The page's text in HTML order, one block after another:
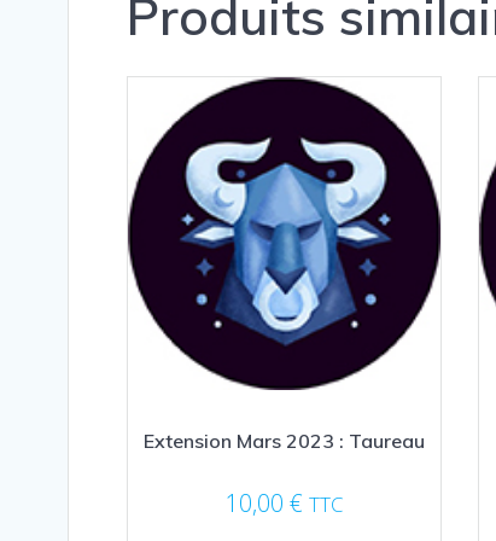
Produits
Extension Mars 2023 : Taureau
10,00 € TTC